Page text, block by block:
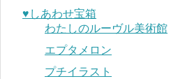
♥︎しあわせ宝箱
わたしのルーヴル美術館
エプタメロン
プチイラスト